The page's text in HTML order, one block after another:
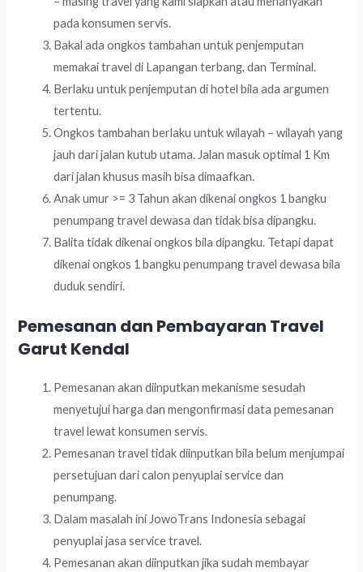
pada konsumen servis.
Bakal ada ongkos tambahan untuk penjemputan
memakai travel di Lapangan terbang, dan Terminal.
Berlaku untuk penjemputan di hotel bila ada argumen
tertentu.
Ongkos tambahan berlaku untuk wilayah – wilayah yang
jauh dari jalan kutub utama. Jalan masuk optimal 1 Km
dari jalan khusus masih bisa dimaafkan.
Anak umur >= 3 Tahun akan dikenai ongkos 1 bangku
penumpang travel dewasa dan tidak bisa dipangku.
Balita tidak dikenai ongkos bila dipangku. Tetapi dapat
dikenai ongkos 1 bangku penumpang travel dewasa bila
duduk sendiri.
Pemesanan dan Pembayaran Travel
Garut Kendal
Pemesanan akan diinputkan mekanisme sesudah
menyetujui harga dan mengonfirmasi data pemesanan
travel lewat konsumen servis.
Pemesanan travel tidak diinputkan bila belum menjumpai
persetujuan dari calon penyuplai service dan
penumpang.
Dalam masalah ini JowoTrans Indonesia sebagai
penyuplai jasa service travel.
Pemesanan akan diinputkan jika sudah membayar